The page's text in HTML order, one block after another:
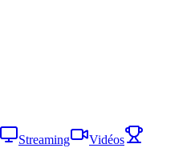
Streaming
Vidéos